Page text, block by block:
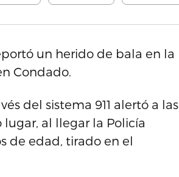
un herido de bala en la
Condado.
del sistema 911 alertó a las
al llegar la Policía
de edad, tirado en el